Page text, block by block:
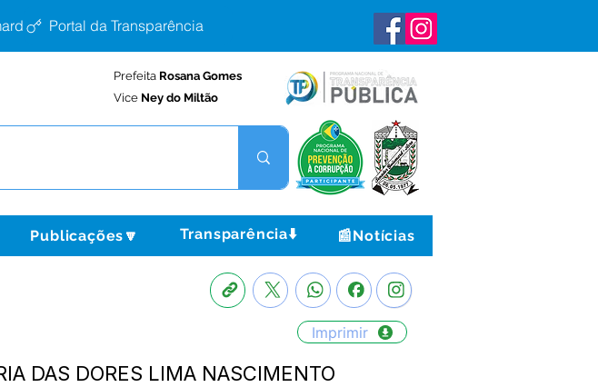
Portal da Transparência
Prefeita Rosana Gomes
Vice Ney do Miltão
Publicações🔽 Transparência⬇️ 📰Notícias
Imprimir
DAS DORES LIMA NASCIMENTO